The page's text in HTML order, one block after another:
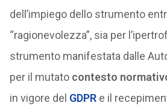
dell’impiego dello strumento
“ragionevolezza”, sia per
strumento manifestata dalle
per il mutato contesto
in vigore del GDPRe il